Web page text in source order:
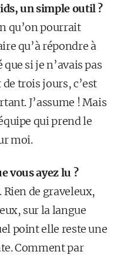
un simple outil ?
qu’on pourrait
qu’à répondre à
si je n’avais pas
trois jours, c’est
J’assume ! Mais
qui prend le
moi.
vous ayez lu ?
Rien de graveleux,
sur la langue
point elle reste une
Comment par